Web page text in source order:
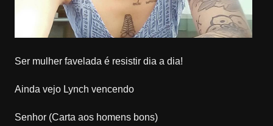
Ser mulher favelada é resistir dia a dia!
Ainda vejo Lynch vencendo
Senhor (Carta aos homens bons)